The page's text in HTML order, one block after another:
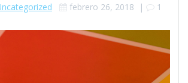
febrero 26, 2018 | 1